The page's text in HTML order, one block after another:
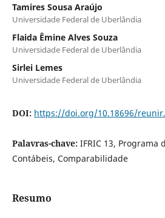
Tamires Sousa Araújo
Universidade Federal de Uberlândia
Flaida Êmine Alves Souza
Universidade Federal de Uberlândia
Sirlei Lemes
Universidade Federal de Uberlândia
DOI: https://doi.org/10.18696/
Palavras-chave: IFRIC 13, Programa
Contábeis, Comparabilidade
Resumo